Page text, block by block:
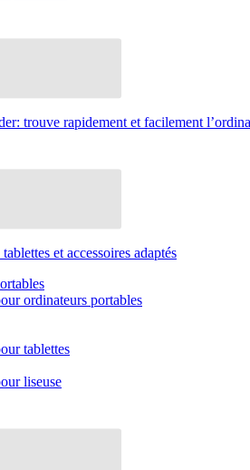
trouve rapidement et facilement
et accessoires adaptés
ordinateurs portables
tablettes
liseuse